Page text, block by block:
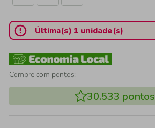
Última(s) 1 unidade(s)
Compre com pontos:
30.533 pontos